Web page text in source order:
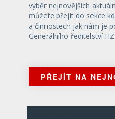
výběr nejnovějších
můžete přejít do sekce
a činnostech jak nám je
Generálního ředitelství
PŘEJÍT NA